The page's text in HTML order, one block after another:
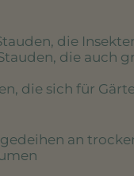
die
die auch
die sich für
gedeihen an